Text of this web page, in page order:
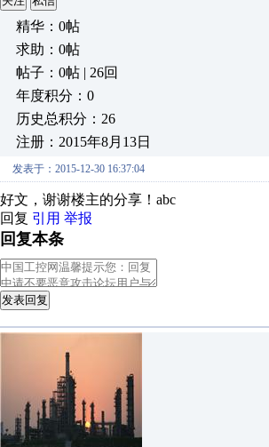
精华：0帖
求助：0帖
帖子：0帖 | 26回
年度积分：0
历史总积分：26
注册：2015年8月13日
发表于：2015-12-30 16:37:04
好文，谢谢楼主的分享！abc
回复 引用 举报
回复本条
发表回复